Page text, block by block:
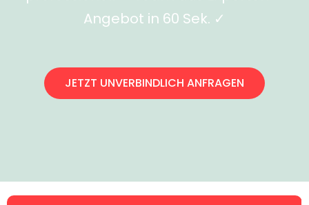
Angebot in 60 Sek. ✓
JETZT UNVERBINDLICH ANFRAGEN